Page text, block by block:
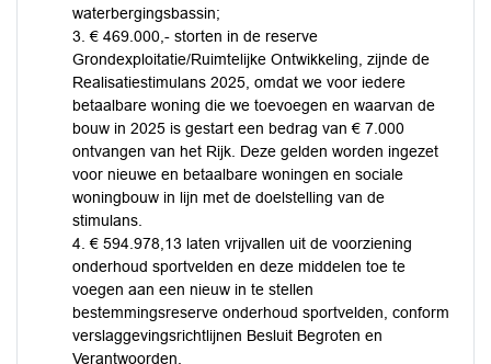
waterbergingsbassin;
3. € 469.000,- storten in de reserve
Grondexploitatie/Ruimtelijke Ontwikkeling, zijnde de
Realisatiestimulans 2025, omdat we voor iedere
betaalbare woning die we toevoegen en waarvan de
bouw in 2025 is gestart een bedrag van € 7.000
ontvangen van het Rijk. Deze gelden worden ingezet
voor nieuwe en betaalbare woningen en sociale
woningbouw in lijn met de doelstelling van de
stimulans.
4. € 594.978,13 laten vrijvallen uit de voorziening
onderhoud sportvelden en deze middelen toe te
voegen aan een nieuw in te stellen
bestemmingsreserve onderhoud sportvelden, conform
verslaggevingsrichtlijnen Besluit Begroten en
Verantwoorden.